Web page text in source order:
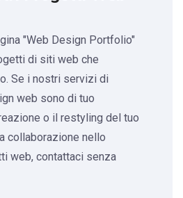
"Web Design Portfolio"
di siti web che
Se i nostri servizi di
web sono di tuo
o il restyling del tuo
collaborazione nello
web, contattaci senza